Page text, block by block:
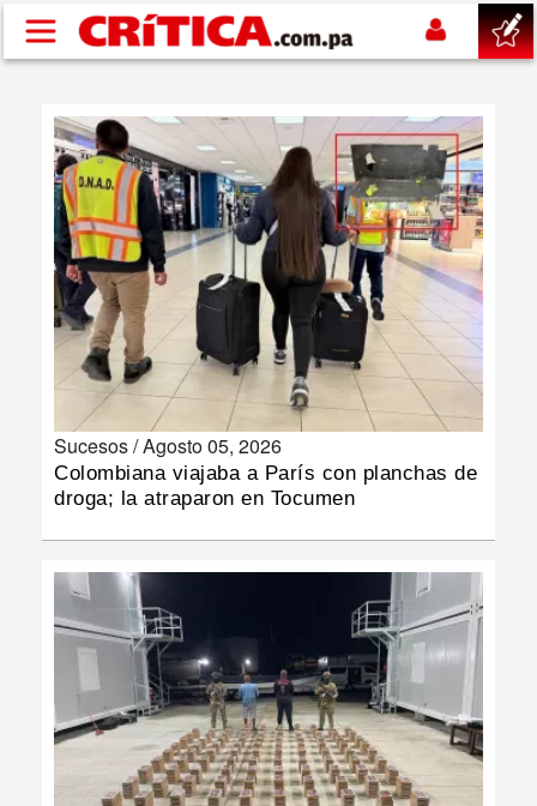
Pasar al contenido principal
SUCESOS
NACIONAL
POLÍTICA
DEPORTES
INSÓLITAS
MULTIMEDIA
IMPRESO
Sucesos /Agosto 05, 2026
Colombiana viajaba a París con planchas de
droga; la atraparon en Tocumen